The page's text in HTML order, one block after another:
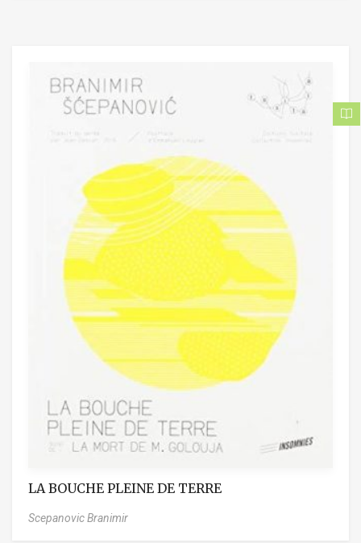
LA BOUCHE PLEINE DE TERRE
Scepanovic Branimir